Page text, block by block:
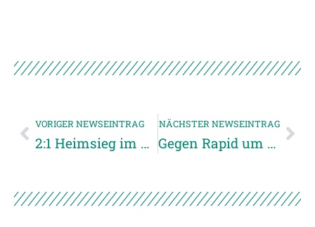
VORIGER NEWSEINTRAG
2:1 Heimsieg im Play-Off Halbfinale gegen den WAC
NÄCHSTER NEWSEINTRAG
Gegen Rapid um einen Platz in Europa